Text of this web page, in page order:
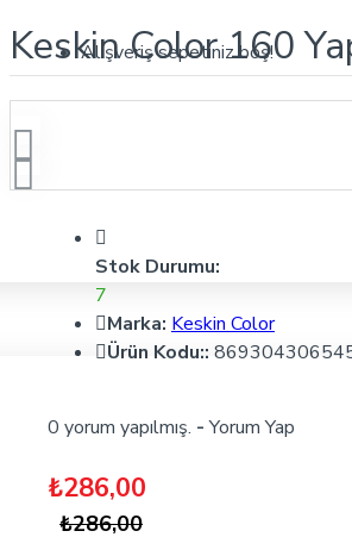
Alışveriş sepetiniz boş!
Keskin Color 160
Stok Durumu:
7
Marka: Keskin Color
Ürün Kodu::
0 yorum yapılmış. - Yorum Yap
₺286,00
₺286,00